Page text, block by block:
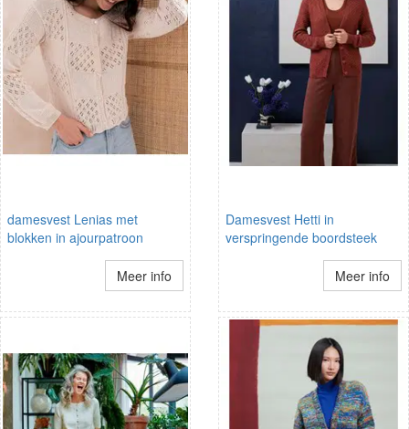
damesvest Lenias met
blokken in ajourpatroon
Meer info
Damesvest Hetti in
verspringende boordsteek
Meer info